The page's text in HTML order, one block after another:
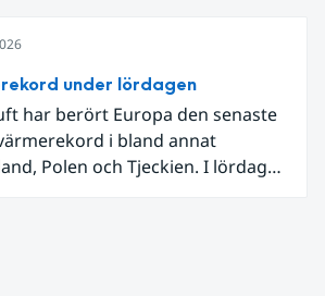
under lördagen
har berört Europa den senaste
i bland annat
Polen och Tjeckien. I lördags